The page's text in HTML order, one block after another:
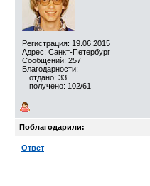
Регистрация: 19.06.2015
Адрес: Санкт-Петербург
Сообщений: 257
Благодарности:
отдано: 33
получено: 102/61
Поблагодарили:
Ответ